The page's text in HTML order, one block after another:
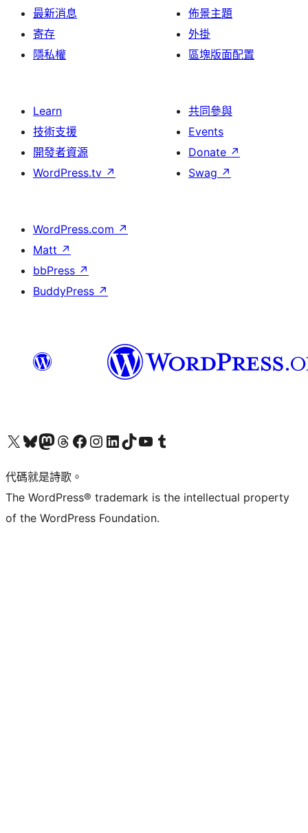
最新消息
寄存
隱私權
佈景主題
外掛
區塊版面配置
Learn
技術支援
開發者資源
WordPress.tv ↗
共同參與
Events
Donate ↗
Swag ↗
WordPress.com ↗
Matt ↗
bbPress ↗
BuddyPress ↗
Visit our X (formerly Twitter) account
Visit our Bluesky account
Visit our Mastodon account
Visit our Threads account
訪問我們的 Facebook 專頁Visit our Instagram account
Visit our LinkedIn account
Visit our TikTok account
Visit our YouTube channel
Visit our Tumblr account
代碼就是詩歌。
The WordPress® trademark is the intellectual property
of the WordPress Foundation.